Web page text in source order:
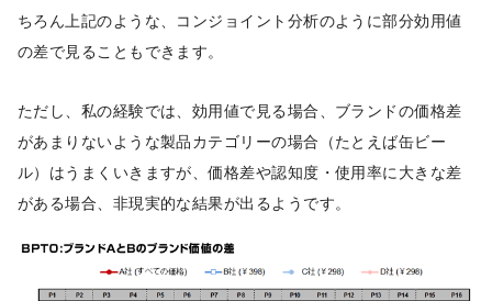
ちろん上記のような、コンジョイント分析のように部分効用値
の差で見ることもできます。
ただし、私の経験では、効用値で見る場合、ブランドの価格差
があまりないような製品カテゴリーの場合（たとえば缶ビー
ル）はうまくいきますが、価格差や認知度・使用率に大きな差
がある場合、非現実的な結果が出るようです。